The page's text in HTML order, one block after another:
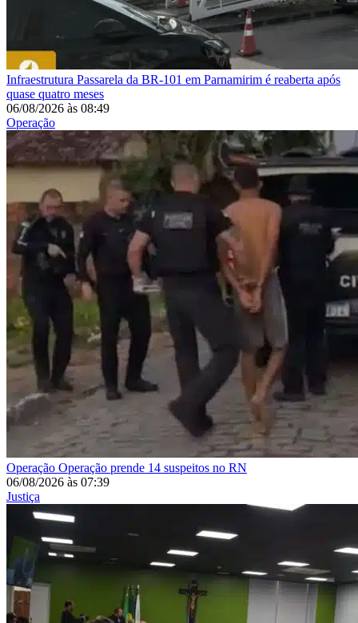
Infraestrutura Passarela da BR-101 em Parnamirim é reaberta após
quase quatro meses
06/08/2026 às 08:49
Operação
Operação Operação prende 14 suspeitos no RN
06/08/2026 às 07:39
Justiça